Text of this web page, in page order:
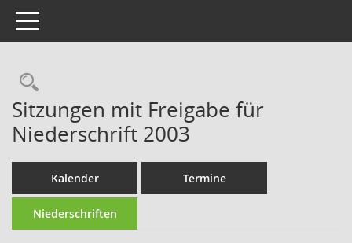
Toggle navigation
Rechercheauswahl
Sitzungen mit Freigabe für
Niederschrift 2003
Kalender Termine
Niederschriften